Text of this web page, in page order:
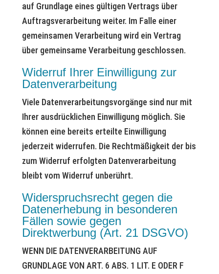
auf Grundlage eines gültigen Vertrags über
Auftragsverarbeitung weiter. Im Falle einer
gemeinsamen Verarbeitung wird ein Vertrag
über gemeinsame Verarbeitung geschlossen.
Widerruf Ihrer Einwilligung zur
Datenverarbeitung
Viele Datenverarbeitungsvorgänge sind nur mit
Ihrer ausdrücklichen Einwilligung möglich. Sie
können eine bereits erteilte Einwilligung
jederzeit widerrufen. Die Rechtmäßigkeit der bis
zum Widerruf erfolgten Datenverarbeitung
bleibt vom Widerruf unberührt.
Widerspruchsrecht gegen die
Datenerhebung in besonderen
Fällen sowie gegen
Direktwerbung (Art. 21 DSGVO)
WENN DIE DATENVERARBEITUNG AUF
GRUNDLAGE VON ART. 6 ABS. 1 LIT. E ODER F